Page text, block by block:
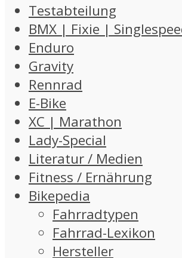
Testabteilung
BMX | Fixie |
Enduro
Gravity
Rennrad
E-Bike
XC | Marathon
Lady-Special
Literatur / Medien
Fitness / Ernährung
Bikepedia
Fahrradtypen
Fahrrad-Lexikon
Hersteller